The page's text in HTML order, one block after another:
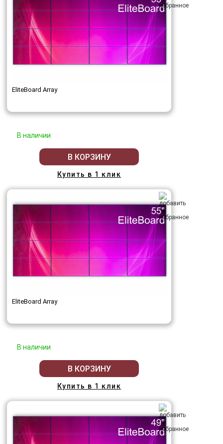
EliteBoard Array
В наличии
В КОРЗИНУ
Купить в 1 клик
EliteBoard Array
В наличии
В КОРЗИНУ
Купить в 1 клик